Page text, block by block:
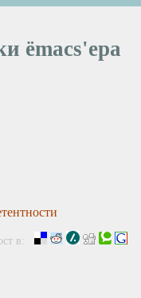
ёmacs'ера
в: